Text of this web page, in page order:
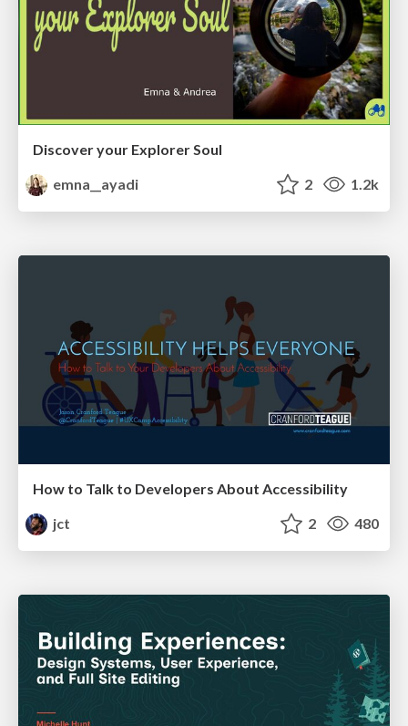
Discover your Explorer Soul
emna__ayadi
2 1.2k
How to Talk to Developers About Accessibility
jct
2 480